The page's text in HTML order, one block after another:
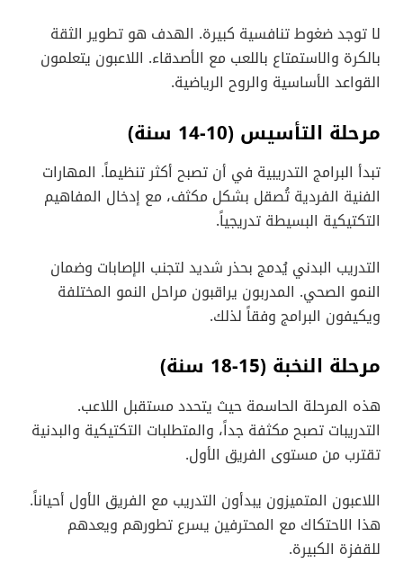
لا توجد ضغوط تنافسية كبيرة. الهدف هو تطوير الثقة
بالكرة والاستمتاع باللعب مع الأصدقاء. اللاعبون يتعلمون
القواعد الأساسية والروح الرياضية.
مرحلة التأسيس (10-14 سنة)
تبدأ البرامج التدريبية في أن تصبح أكثر تنظيماً. المهارات
الفنية الفردية تُصقل بشكل مكثف، مع إدخال المفاهيم
التكتيكية البسيطة تدريجياً.
التدريب البدني يُدمج بحذر شديد لتجنب الإصابات وضمان
النمو الصحي. المدربون يراقبون مراحل النمو المختلفة
ويكيفون البرامج وفقاً لذلك.
مرحلة النخبة (15-18 سنة)
هذه المرحلة الحاسمة حيث يتحدد مستقبل اللاعب.
التدريبات تصبح مكثفة جداً، والمتطلبات التكتيكية والبدنية
تقترب من مستوى الفريق الأول.
اللاعبون المتميزون يبدأون التدريب مع الفريق الأول أحياناً.
هذا الاحتكاك مع المحترفين يسرع تطورهم ويعدهم
للقفزة الكبيرة.